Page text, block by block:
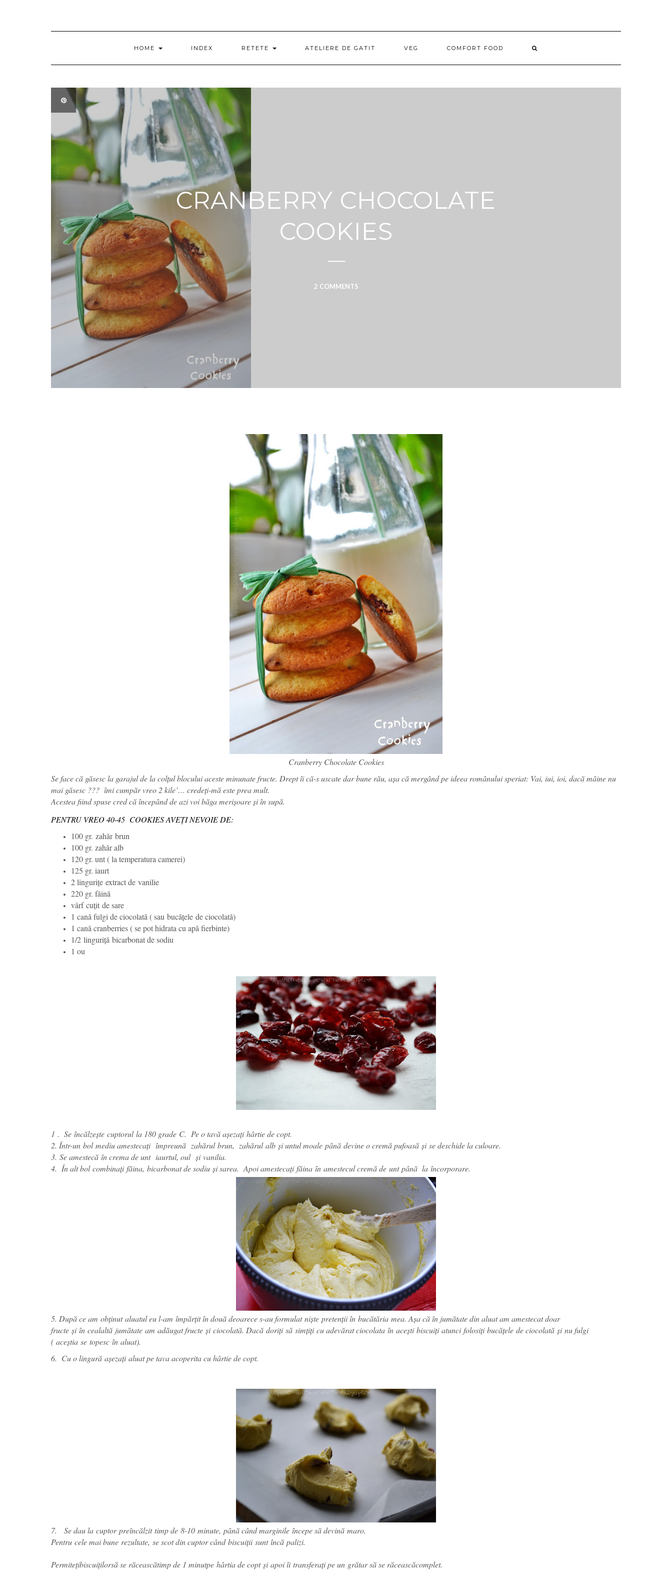
HOME INDEX RETETE ATELIERE DE GATIT VEG COMFORT FOOD
CRANBERRY CHOCOLATE
COOKIES
2 COMMENTS
Cranberry Chocolate Cookies
Se face că găsesc la garajul de la colțul blocului aceste minunate fructe. Drept îi că-s uscate dar bune rău, așa că mergând pe ideea românului speriat: Vai, iui, ioi, dacă mâine nu
mai găsesc ??? îmi cumpăr vreo 2 kile’… credeți-mă este prea mult.
Acestea fiind spuse cred că începând de azi voi băga merișoare și în supă.
PENTRU VREO 40-45 COOKIES AVEȚI NEVOIE DE:
100 gr. zahăr brun
100 gr. zahăr alb
120 gr. unt ( la temperatura camerei)
125 gr. iaurt
2 linguriţe extract de vanilie
220 gr. făină
vârf cuțit de sare
1 cană fulgi de ciocolată ( sau bucățele de ciocolată)
1 cană cranberries ( se pot hidrata cu apă fierbinte)
1/2 linguriță bicarbonat de sodiu
1 ou
1 . Se încălzește cuptorul la 180 grade C. Pe o tavă așezați hârtie de copt.
2. Într-un bol mediuamestecați împreună zahărul brun, zahărulalb şi untul moale până devine o cremă pufoasă și se deschide la culoare.
3. Se amestecă în crema de unt iaurtul, oul şi vanilia.
4. În alt bol combinațifăina, bicarbonat de sodiu şi sarea. Apoi amestecațifăina în amesteculcremă de untpână la încorporare.
5. După ce am obținut aluatul eu l-am împărțit în două deoarece s-au formulat niște pretenții în bucătăria mea. Aşa că în jumătate din aluat am amestecat doar
fructe și în cealaltă jumătate am adăugat fructe și ciocolată. Dacă doriți să simțiți cu adevărat ciocolata în acești biscuiți atunci folosiți bucățele de ciocolată și nu fulgi
( aceștia se topesc în aluat).
6. Cu o lingură așezați aluat pe tava acoperita cu hârtie de copt.
7. Se dau la cuptor preîncălzittimp de 8-10 minute, până când marginile începe să devină maro.
Pentru cele mai bune rezultate, se scot din cuptor cândbiscuiții sunt încă palizi.
Permitețibiscuițilorsă se răceascătimp de 1 minutpe hârtia de copt și apoi îitransferați pe un grătarsă se răceascăcomplet.